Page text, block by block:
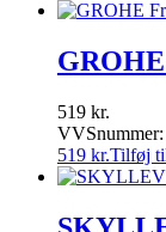
519 kr.
519 kr.Tilføj